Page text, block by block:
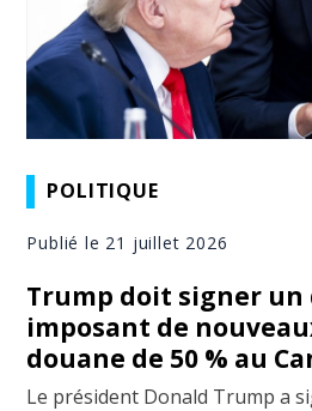
POLITIQUE
Publié le 21 juillet 2026
Trump doit signer un
imposant de
douane de 50 % au
Le président Donald Trump a